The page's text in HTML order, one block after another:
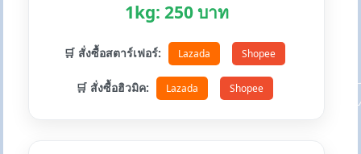
1kg: 250 บาท
🛒 สั่งซื้อสตาร์เฟอร์: Lazada Shopee
🛒 สั่งซื้อฮิวมิค: Lazada Shopee